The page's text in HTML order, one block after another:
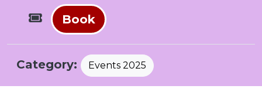
Book
Category: Events 2025